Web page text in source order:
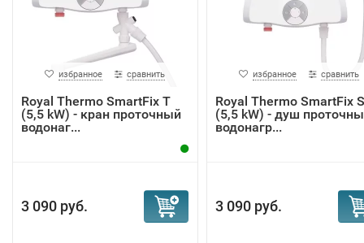
избранное сравнить
Royal Thermo SmartFix T
(5,5 kW) - кран проточный
водонаг...
3 090 руб.
избранное сравнить
Royal Thermo SmartFix S
(5,5 kW) - душ
водонагр...
3 090 руб.